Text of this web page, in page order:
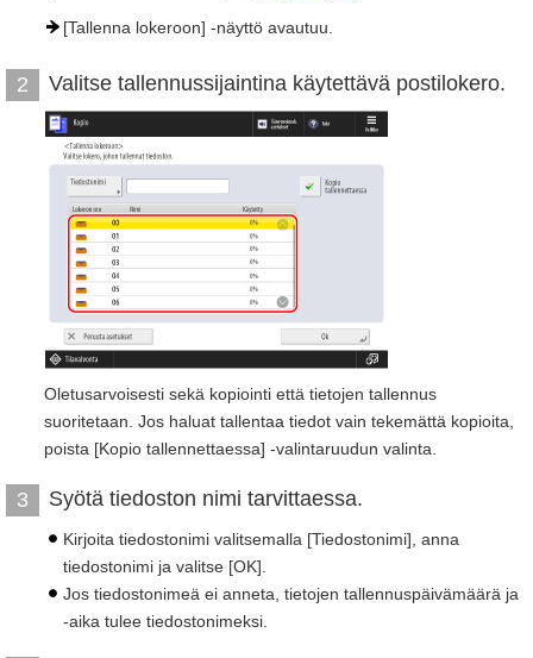
[Tallenna lokeroon] -näyttö avautuu.
2 Valitse tallennussijaintina käytettävä postilokero.
Oletusarvoisesti sekä kopiointi että tietojen tallennus
suoritetaan. Jos haluat tallentaa tiedot vain tekemättä kopioita,
poista [Kopio tallennettaessa] -valintaruudun valinta.
3 Syötä tiedoston nimi tarvittaessa.
Kirjoita tiedostonimi valitsemalla [Tiedostonimi], anna
tiedostonimi ja valitse [OK].
Jos tiedostonimeä ei anneta, tietojen tallennuspäivämäärä ja
-aika tulee tiedostonimeksi.